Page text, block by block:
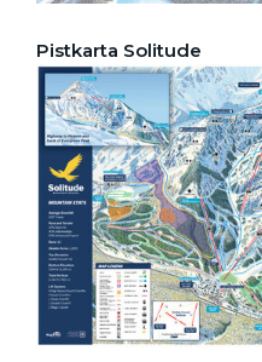
Pistkarta Solitude